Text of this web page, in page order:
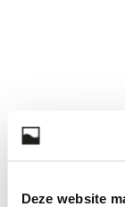
Deze website